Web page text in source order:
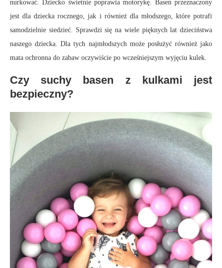
nurkować. Dziecko świetnie poprawia motorykę. Basen przeznaczony
jest dla dziecka rocznego, jak i również dla młodszego, które potrafi
samodzielnie siedzieć. Sprawdzi się na wiele pięknych lat dzieciństwa
naszego dziecka. Dla tych najmłodszych może posłużyć również jako
mata ochronna do zabaw oczywiście po wcześniejszym wyjęciu kulek.
Czy suchy basen z kulkami jest
bezpieczny?